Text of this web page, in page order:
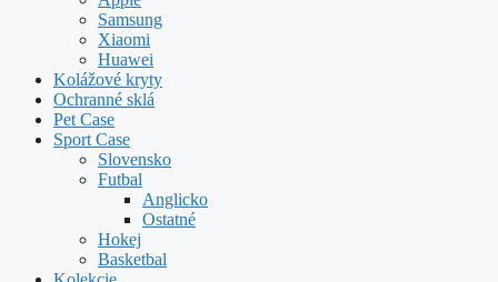
Samsung
Xiaomi
Huawei
Kolážové kryty
Ochranné sklá
Pet Case
Sport Case
Slovensko
Futbal
Anglicko
Ostatné
Hokej
Basketbal